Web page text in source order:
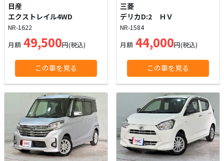
日産
エクストレイル4WD
NR-1622
月額 49,500円(税込)
この車を見る
三菱
デリカD:2 ＨＶ
NR-1584
月額 44,000円(税込)
この車を見る